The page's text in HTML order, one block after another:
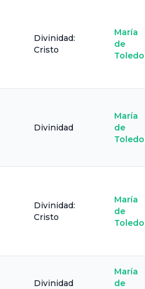
Divinidad:
Cristo
María
de
Toledo
Divinidad
María
de
Toledo
Divinidad:
Cristo
María
de
Toledo
Divinidad
María
de